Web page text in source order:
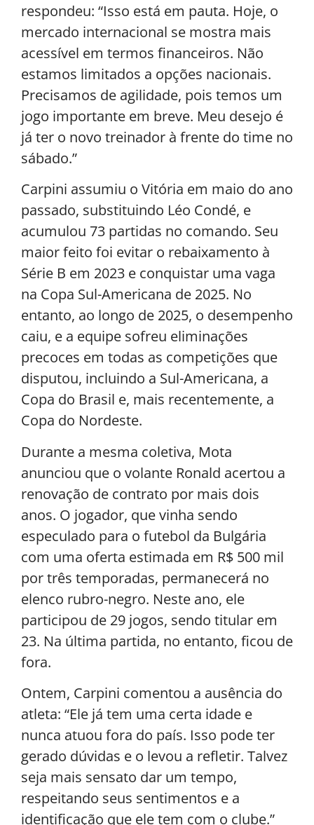
respondeu: “Isso está em pauta. Hoje, o
mercado internacional se mostra mais
acessível em termos financeiros. Não
estamos limitados a opções nacionais.
Precisamos de agilidade, pois temos um
jogo importante em breve. Meu desejo é
já ter o novo treinador à frente do time no
sábado.”
Carpini assumiu o Vitória em maio do ano
passado, substituindo Léo Condé, e
acumulou 73 partidas no comando. Seu
maior feito foi evitar o rebaixamento à
Série B em 2023 e conquistar uma vaga
na Copa Sul-Americana de 2025. No
entanto, ao longo de 2025, o desempenho
caiu, e a equipe sofreu eliminações
precoces em todas as competições que
disputou, incluindo a Sul-Americana, a
Copa do Brasil e, mais recentemente, a
Copa do Nordeste.
Durante a mesma coletiva, Mota
anunciou que o volante Ronald acertou a
renovação de contrato por mais dois
anos. O jogador, que vinha sendo
especulado para o futebol da Bulgária
com uma oferta estimada em R$ 500 mil
por três temporadas, permanecerá no
elenco rubro-negro. Neste ano, ele
participou de 29 jogos, sendo titular em
23. Na última partida, no entanto, ficou de
fora.
Ontem, Carpini comentou a ausência do
atleta: “Ele já tem uma certa idade e
nunca atuou fora do país. Isso pode ter
gerado dúvidas e o levou a refletir. Talvez
seja mais sensato dar um tempo,
respeitando seus sentimentos e a
identificação que ele tem com o clube.”